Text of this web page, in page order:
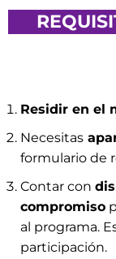
Residir en el
Necesitas
formulario de
Contar con
compromiso
al programa.
participación.